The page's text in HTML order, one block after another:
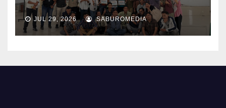
JUL 29, 2026 SABUROMEDIA